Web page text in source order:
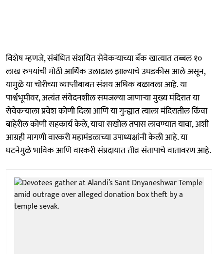
विशेष म्हणजे, संबंधित संशयित सेवेकऱ्याच्या बँक खात्यात तब्बल १०
लाख रुपयांची मोठी आर्थिक उलाढाल झाल्याचे उघडकीस आले असून,
यामुळे या चोरीच्या व्याप्तीबाबत संशय अधिक बळावला आहे. या
पार्श्वभूमीवर, अत्यंत संवेदनशील समजल्या जाणाऱ्या मुख्य मंदिरात या
सेवेकऱ्याला प्रवेश कोणी दिला आणि या गुन्ह्यात त्याला मंदिरातील किंवा
बाहेरील कोणी सहकार्य केले, याचा सखोल तपास लावण्यात यावा, अशी
आग्रही मागणी वारकरी महामंडळाच्या उपाध्यक्षांनी केली आहे. या
घटनेमुळे भाविक आणि वारकरी संप्रदायात तीव्र संतापाचे वातावरण आहे.